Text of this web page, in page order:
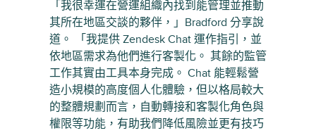
「我很幸運在營運組織內找到能管理並推動
其所在地區交談的夥伴，」Bradford 分享說
道。 「我提供 Zendesk Chat 運作指引，並
依地區需求為他們進行客製化。 其餘的監管
工作其實由工具本身完成。 Chat 能輕鬆營
造小規模的高度個人化體驗，但以格局較大
的整體規劃而言，自動轉接和客製化角色與
權限等功能，有助我們降低風險並更有技巧